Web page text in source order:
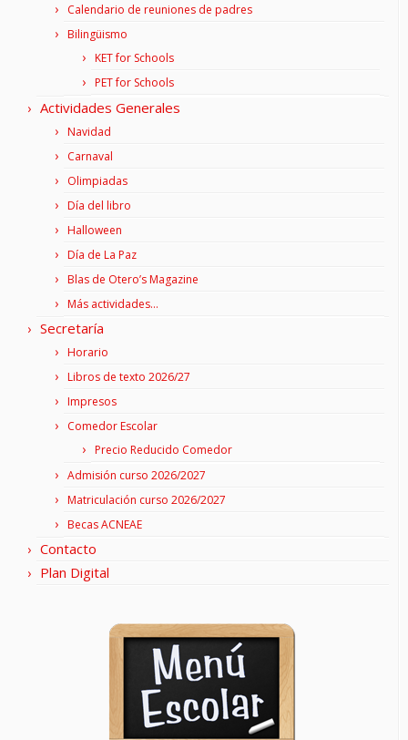
Calendario de reuniones de padres
Bilingüismo
KET for Schools
PET for Schools
Actividades Generales
Navidad
Carnaval
Olimpiadas
Día del libro
Halloween
Día de La Paz
Blas de Otero’s Magazine
Más actividades…
Secretaría
Horario
Libros de texto 2026/27
Impresos
Comedor Escolar
Precio Reducido Comedor
Admisión curso 2026/2027
Matriculación curso 2026/2027
Becas ACNEAE
Contacto
Plan Digital